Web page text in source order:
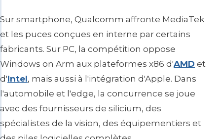
Sur smartphone, Qualcomm affronte MediaTek
et les puces conçues en interne par certains
fabricants. Sur PC, la compétition oppose
Windows on Arm aux plateformes x86 d'AMD et
d'Intel, mais aussi à l'intégration d'Apple. Dans
l'automobile et l'edge, la concurrence se joue
avec des fournisseurs de silicium, des
spécialistes de la vision, des équipementiers et